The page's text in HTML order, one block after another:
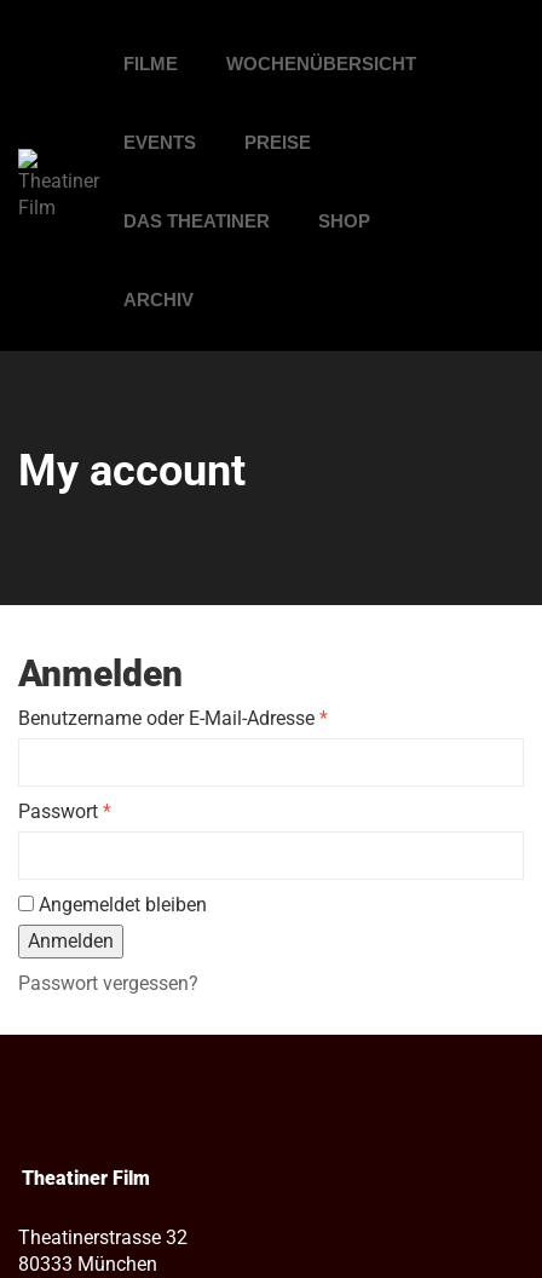
FILME WOCHENÜBERSICHT
EVENTS PREISE
DAS THEATINER SHOP
ARCHIV
My account
Anmelden
Benutzername oder E-Mail-Adresse *Erforderlich
Passwort *Erforderlich
Angemeldet bleiben
Anmelden
Passwort vergessen?
Theatiner Film
Theatinerstrasse 32
80333 München